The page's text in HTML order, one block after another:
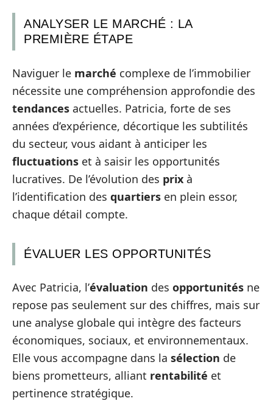
ANALYSER LE MARCHÉ : LA
PREMIÈRE ÉTAPE
Naviguer le marché complexe de l’immobilier
nécessite une compréhension approfondie des
tendances actuelles. Patricia, forte de ses
années d’expérience, décortique les subtilités
du secteur, vous aidant à anticiper les
fluctuations et à saisir les opportunités
lucratives. De l’évolution des prix à
l’identification des quartiers en plein essor,
chaque détail compte.
ÉVALUER LES OPPORTUNITÉS
Avec Patricia, l’évaluation des opportunités ne
repose pas seulement sur des chiffres, mais sur
une analyse globale qui intègre des facteurs
économiques, sociaux, et environnementaux.
Elle vous accompagne dans la sélection de
biens prometteurs, alliant rentabilité et
pertinence stratégique.